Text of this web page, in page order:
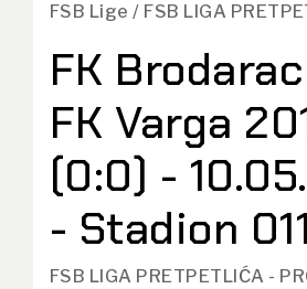
FSB Lige / FSB LIGA
FK
FK Varga
(0:0) -
- Stadion 011
FSB LIGA PRETPETLIĆA -